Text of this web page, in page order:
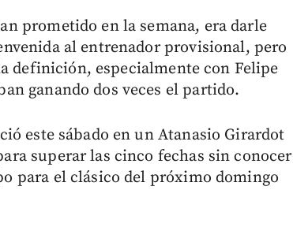
prometido en la semana, era darle
al entrenador provisional, pero
definición, especialmente con Felipe
ganando dos veces el partido.
este sábado en un Atanasio Girardot
superar las cinco fechas sin conocer
para el clásico del próximo domingo